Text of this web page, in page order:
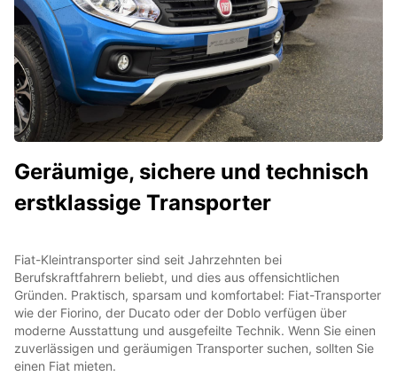
Geräumige, sichere und technisch
erstklassige Transporter
Fiat-Kleintransporter sind seit Jahrzehnten bei
Berufskraftfahrern beliebt, und dies aus offensichtlichen
Gründen. Praktisch, sparsam und komfortabel: Fiat-Transporter
wie der Fiorino, der Ducato oder der Doblo verfügen über
moderne Ausstattung und ausgefeilte Technik. Wenn Sie einen
zuverlässigen und geräumigen Transporter suchen, sollten Sie
einen Fiat mieten.